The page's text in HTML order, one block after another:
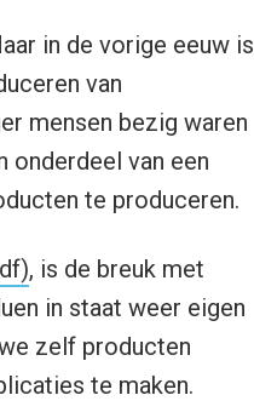
in de vorige eeuw is
van
mensen bezig waren
onderdeel van een
te produceren.
, is de breuk met
in staat weer eigen
zelf producten
te maken.